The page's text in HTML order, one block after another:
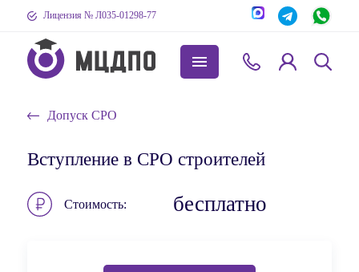
Лицензия № Л035-01298-77
Допуск СРО
Вступление в СРО строителей
Стоимость бесплатно